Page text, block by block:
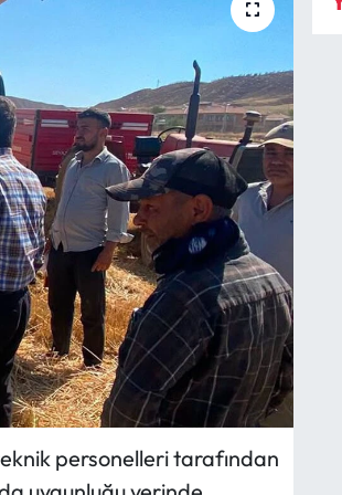
personelleri tarafından